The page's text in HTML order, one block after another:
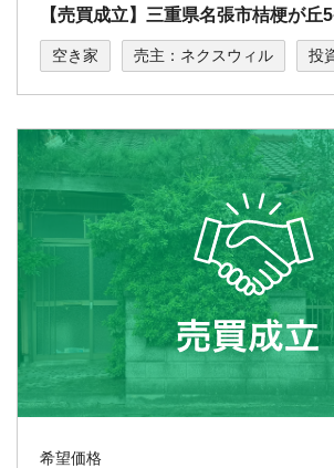
【売買成立】三重県名張市桔梗が
空き家 売主：ネクスウィル 投
希望価格